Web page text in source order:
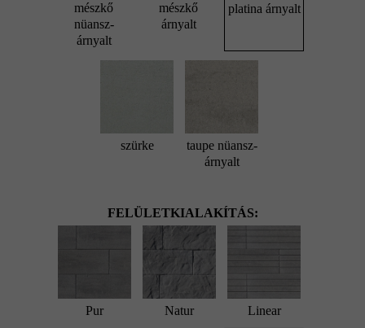
mészkő
nüansz-
árnyalt
mészkő
árnyalt
platina árnyalt
szürke
taupe nüansz-
árnyalt
FELÜLETKIALAKÍTÁS:
Pur Natur Linear